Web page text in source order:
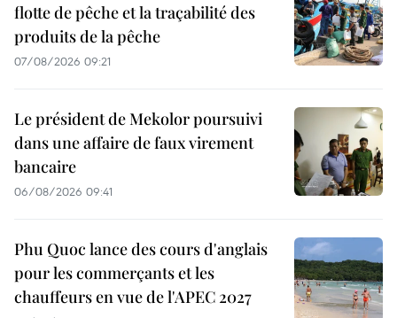
flotte de pêche et la traçabilité des
produits de la pêche
07/08/2026 09:21
Le président de Mekolor poursuivi
dans une affaire de faux virement
bancaire
06/08/2026 09:41
Phu Quoc lance des cours d'anglais
pour les commerçants et les
chauffeurs en vue de l'APEC 2027